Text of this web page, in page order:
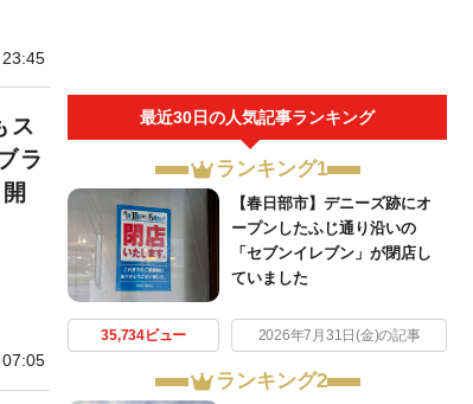
ス
ラ
最近30日の人気記事ランキング
ランキング1
【春日部市】デニーズ跡にオ
ープンしたふじ通り沿いの
「セブンイレブン」が閉店し
ていました
35,734ビュー 2026年7月31日(金)の記事
ランキング2